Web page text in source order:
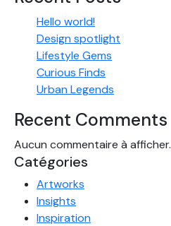
Hello world!
Design spotlight
Lifestyle Gems
Curious Finds
Urban Legends
Recent Comments
Aucun commentaire à afficher.
Catégories
Artworks
Insights
Inspiration